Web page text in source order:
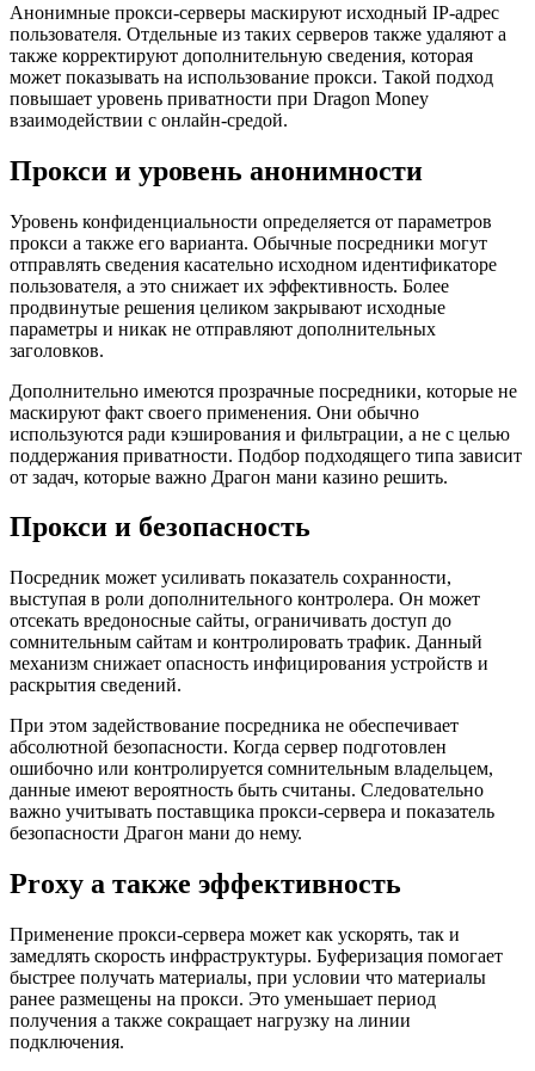
Анонимные прокси-серверы маскируют исходный IP-адрес
пользователя. Отдельные из таких серверов также удаляют а
также корректируют дополнительную сведения, которая
может показывать на использование прокси. Такой подход
повышает уровень приватности при Dragon Money
взаимодействии с онлайн-средой.
Прокси и уровень анонимности
Уровень конфиденциальности определяется от параметров
прокси а также его варианта. Обычные посредники могут
отправлять сведения касательно исходном идентификаторе
пользователя, а это снижает их эффективность. Более
продвинутые решения целиком закрывают исходные
параметры и никак не отправляют дополнительных
заголовков.
Дополнительно имеются прозрачные посредники, которые не
маскируют факт своего применения. Они обычно
используются ради кэширования и фильтрации, а не с целью
поддержания приватности. Подбор подходящего типа зависит
от задач, которые важно Драгон мани казино решить.
Прокси и безопасность
Посредник может усиливать показатель сохранности,
выступая в роли дополнительного контролера. Он может
отсекать вредоносные сайты, ограничивать доступ до
сомнительным сайтам и контролировать трафик. Данный
механизм снижает опасность инфицирования устройств и
раскрытия сведений.
При этом задействование посредника не обеспечивает
абсолютной безопасности. Когда сервер подготовлен
ошибочно или контролируется сомнительным владельцем,
данные имеют вероятность быть считаны. Следовательно
важно учитывать поставщика прокси-сервера и показатель
безопасности Драгон мани до нему.
Proxy а также эффективность
Применение прокси-сервера может как ускорять, так и
замедлять скорость инфраструктуры. Буферизация помогает
быстрее получать материалы, при условии что материалы
ранее размещены на прокси. Это уменьшает период
получения а также сокращает нагрузку на линии
подключения.